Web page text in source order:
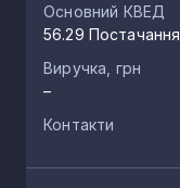
Основний КВЕД
56.29
Виручка, грн
–
Контакти